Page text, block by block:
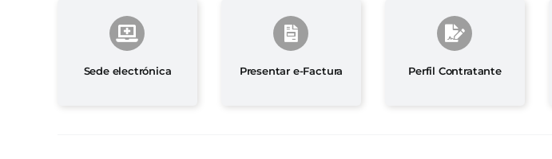
Sede electrónica Presentar e-Factura Perfil Contratante